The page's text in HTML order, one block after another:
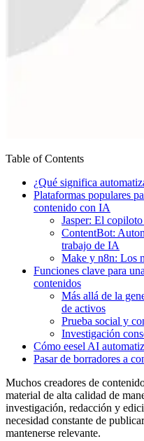
Table of Contents
¿Qué significa
Plataformas populares
contenido con IA
Jasper: El
ContentBot:
trabajo de IA
Make y n8n: Los
Funciones clave para
contenidos
Más allá de la
de activos
Prueba social y
Investigación
Cómo eesel AI
Pasar de borradores a
Muchos creadores de
material de alta calidad de
investigación, redacción y
necesidad constante de
mantenerse relevante.